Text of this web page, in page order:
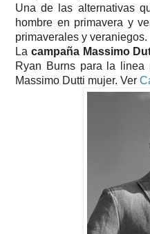
Una de las alternativas
hombre en primavera y
primaverales y veraniegos.
La campaña Massimo
Ryan Burns para la linea
Massimo Dutti mujer. Ver